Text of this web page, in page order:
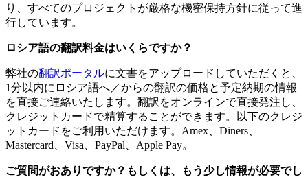
り、すべてのプロジェクトが厳格な機密保持方針に従って進
行しています。
ロシア語の翻訳料金はいくらですか？
弊社の翻訳ポータルに文書をアップロードしていただくと、
1分以内にロシア語へ／からの翻訳の価格と予定納期の情報
を直接ご連絡いたします。翻訳をオンラインで直接発注し、
クレジットカードで精算することができます。以下のクレジ
ットカードをご利用いただけます。Amex、Diners、
Mastercard、Visa、PayPal、Apple Pay。
ご質問がおありですか？もしくは、もう少し情報が必要でし